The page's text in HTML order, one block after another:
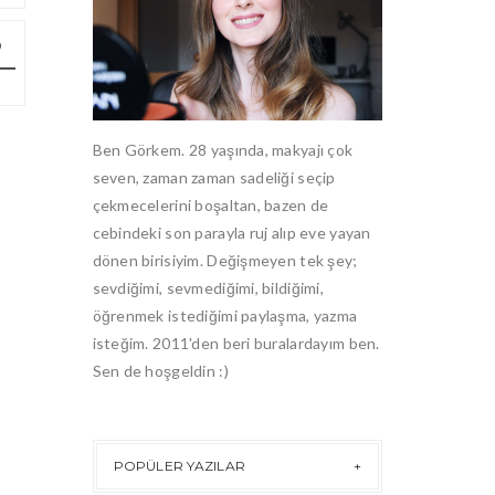
Ben Görkem. 28 yaşında, makyajı çok
seven, zaman zaman sadeliği seçip
çekmecelerini boşaltan, bazen de
cebindeki son parayla ruj alıp eve yayan
dönen birisiyim. Değişmeyen tek şey;
sevdiğimi, sevmediğimi, bildiğimi,
öğrenmek istediğimi paylaşma, yazma
isteğim. 2011'den beri buralardayım ben.
Sen de hoşgeldin :)
POPÜLER YAZILAR